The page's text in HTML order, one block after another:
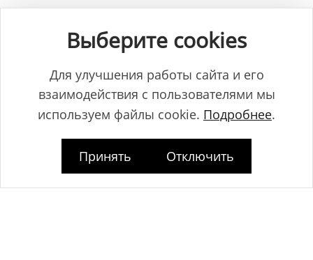
выданное Главным управлением юстиции Гродненского
Выберите cookies
Для улучшения работы сайта и его
взаимодействия с пользователями мы
используем файлы cookie. Подробнее.
Принять Отключить